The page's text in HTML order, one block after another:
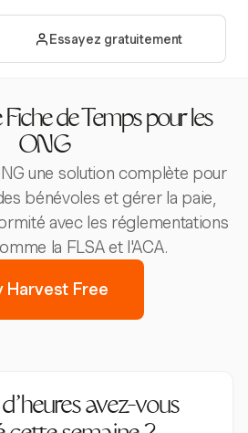
Essayez gratuitement
de Temps pour les
ONG
une solution complète pour
bénévoles et gérer la paie,
avec les réglementations
la FLSA et l'ACA.
Harvest Free
avez-vous